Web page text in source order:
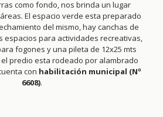
como fondo, nos brinda un lugar
El espacio verde esta preparado
del mismo, hay canchas de
espacios para actividades recreativas,
fogones y una pileta de 12x25 mts
predio esta rodeado por alambrado
con habilitación municipal (Nº
6608).